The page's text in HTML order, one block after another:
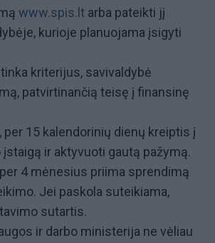
www.spis.lt arba pateikti jį
kurioje planuojama įsigyti
kriterijus, savivaldybė
patvirtinančią teisę į finansinę
per 15 kalendorinių dienų kreiptis į
ir aktyvuoti gautą pažymą.
4 mėnesius priima sprendimą
Jei paskola suteikiama,
sutartis.
ir darbo ministerija ne vėliau